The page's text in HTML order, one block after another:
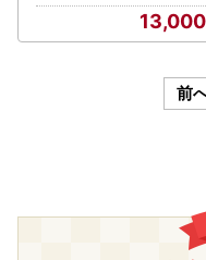
13,000
前